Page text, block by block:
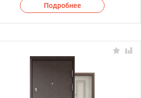
Подробнее